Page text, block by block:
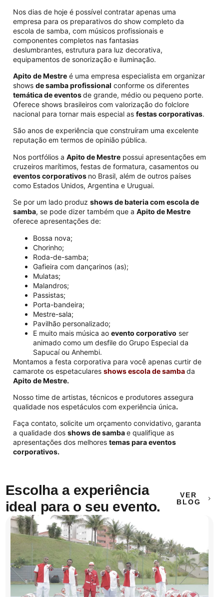
Nos dias de hoje é possível contratar apenas uma
empresa para os preparativos do show completo da
escola de samba, com músicos profissionais e
componentes completos nas fantasias
deslumbrantes, estrutura para luz decorativa,
equipamentos de sonorização e iluminação.
Apito de Mestre é uma empresa especialista em organizar
shows de samba profissional conforme os diferentes
temática de eventosde grande, médio ou pequeno porte.
Oferece shows brasileiros com valorização do folclore
nacional para tornar mais especial as festas corporativas.
São anos de experiência que construíram uma excelente
reputação em termos de opinião pública.
Nos portfólios a Apito de Mestre possui apresentações em
cruzeiros marítimos, festas de formatura, casamentos ou
eventos corporativos no Brasil, além de outros países
como Estados Unidos, Argentina e Uruguai.
Se por um lado produz shows de bateria com escola de
samba, se pode dizer também que a Apito de Mestre
oferece apresentações de:
Bossa nova;
Chorinho;
Roda-de-samba;
Gafieira com dançarinos (as);
Mulatas;
Malandros;
Passistas;
Porta-bandeira;
Mestre-sala;
Pavilhão personalizado;
E muito mais música ao evento corporativo ser
animado como um desfile do Grupo Especial da
Sapucaí ou Anhembi.
Montamos a festa corporativa para você apenas curtir de
camarote os espetaculares shows escola de sambada
Apito de Mestre.
Nosso time de artistas, técnicos e produtores assegura
qualidade nos espetáculos com experiência única.
Faça contato, solicite um orçamento convidativo, garanta
a qualidade dos shows de sambae qualifique as
apresentações dos melhores temas para eventos
corporativos.
Escolha a experiência
ideal para o seu evento.
VER
BLOG